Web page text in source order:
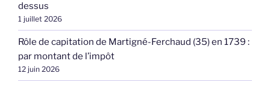
dessus
1 juillet 2026
Rôle de capitation de Martigné-Ferchaud (35) en 1739 :
par montant de l’impôt
12 juin 2026